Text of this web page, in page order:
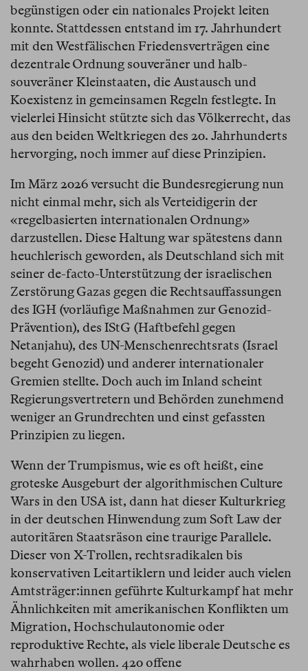
begünstigen oder ein nationales Projekt leiten
konnte. Stattdessen entstand im 17. Jahrhundert
mit den Westfälischen Friedensverträgen eine
dezentrale Ordnung souveräner und halb-
souveräner Kleinstaaten, die Austausch und
Koexistenz in gemeinsamen Regeln festlegte. In
vielerlei Hinsicht stützte sich das Völkerrecht, das
aus den beiden Weltkriegen des 20. Jahrhunderts
hervorging, noch immer auf diese Prinzipien.
Im März 2026 versucht die Bundesregierung nun
nicht einmal mehr, sich als Verteidigerin der
«regelbasierten internationalen Ordnung»
darzustellen. Diese Haltung war spätestens dann
heuchlerisch geworden, als Deutschland sich mit
seiner de-facto-Unterstützung der israelischen
Zerstörung Gazas gegen die Rechtsauffassungen
des IGH (vorläufige Maßnahmen zur Genozid-
Prävention), des IStG (Haftbefehl gegen
Netanjahu), des UN-Menschenrechtsrats (Israel
begeht Genozid) und anderer internationaler
Gremien stellte. Doch auch im Inland scheint
Regierungsvertretern und Behörden zunehmend
weniger an Grundrechten und einst gefassten
Prinzipien zu liegen.
Wenn der Trumpismus, wie es oft heißt, eine
groteske Ausgeburt der algorithmischen Culture
Wars in den USA ist, dann hat dieser Kulturkrieg
in der deutschen Hinwendung zum Soft Law der
autoritären Staatsräson eine traurige Parallele.
Dieser von X-Trollen, rechtsradikalen bis
konservativen Leitartiklern und leider auch vielen
Amtsträger:innen geführte Kulturkampf hat mehr
Ähnlichkeiten mit amerikanischen Konflikten um
Migration, Hochschulautonomie oder
reproduktive Rechte, als viele liberale Deutsche es
wahrhaben wollen. 420 offene